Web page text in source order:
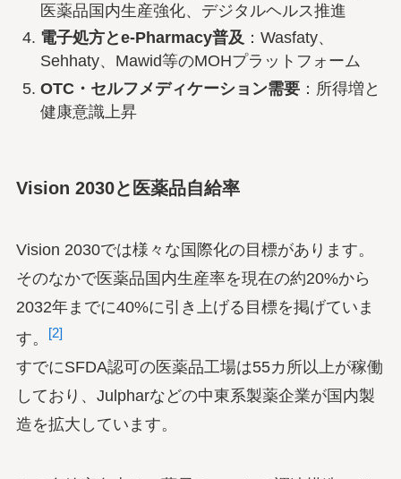
医薬品国内生産強化、デジタルヘルス推進
電子処方とe-Pharmacy普及 ：Wasfaty、
Sehhaty、Mawid等のMOHプラットフォーム
OTC・セルフメディケーション需要：所得増と
健康意識上昇
Vision 2030と医薬品自給率
Vision 2030では様々な国際化の目標があります。
そのなかで医薬品国内生産率を現在の約20%から
2032年までに40%に引き上げる目標を掲げていま
す。
[2]
すでにSFDA認可の医薬品工場は55カ所以上が稼働
しており、Julpharなどの中東系製薬企業が国内製
造を拡大しています。